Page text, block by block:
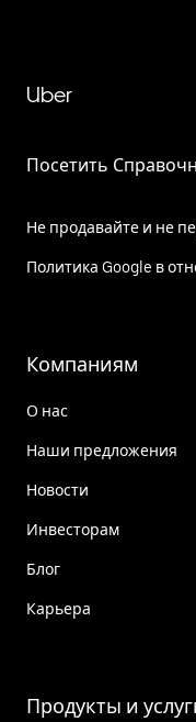
Uber
Посетить
Не продавайте и не
Политика Google в
Компаниям
О нас
Наши предложения
Новости
Инвесторам
Блог
Карьера
Продукты и